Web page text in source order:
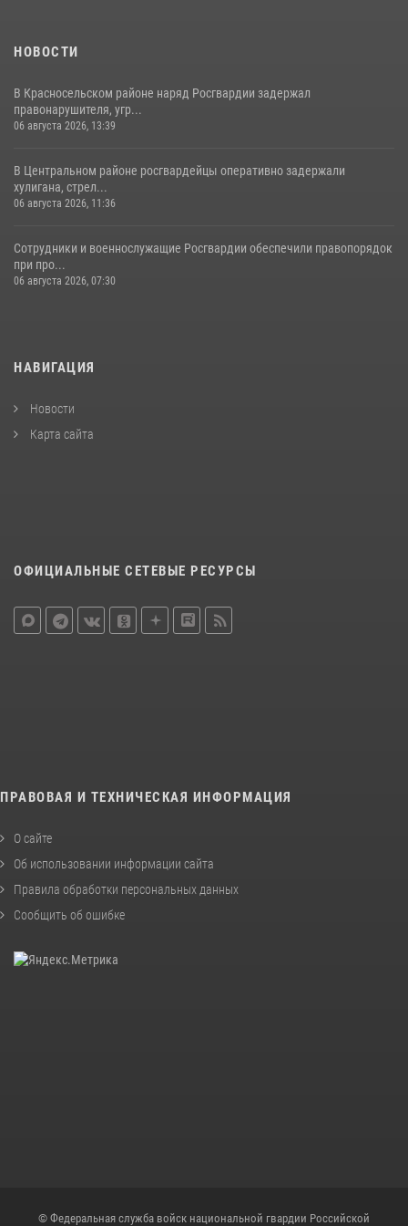
НОВОСТИ
В Красносельском районе наряд Росгвардии задержал
правонарушителя, угр...
06 августа 2026, 13:39
В Центральном районе росгвардейцы оперативно задержали
хулигана, стрел...
06 августа 2026, 11:36
Сотрудники и военнослужащие Росгвардии обеспечили правопорядок
при про...
06 августа 2026, 07:30
НАВИГАЦИЯ
Новости
Карта сайта
ОФИЦИАЛЬНЫЕ СЕТЕВЫЕ РЕСУРСЫ
ПРАВОВАЯ И ТЕХНИЧЕСКАЯ ИНФОРМАЦИЯ
О сайте
Об использовании информации сайта
Правила обработки персональных данных
Сообщить об ошибке
© Федеральная служба войск национальной гвардии Российской